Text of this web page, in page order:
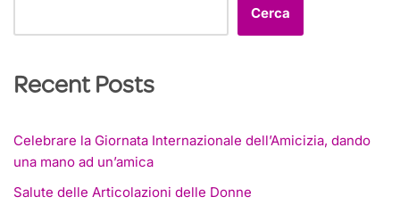
Cerca
Recent Posts
Celebrare la Giornata Internazionale dell’Amicizia, dando
una mano ad un’amica
Salute delle Articolazioni delle Donne